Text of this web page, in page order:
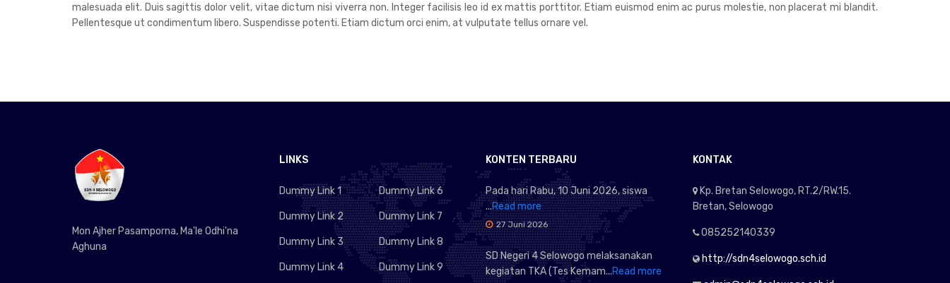
malesuada elit. Duis sagittis dolor velit, vitae dictum nisi viverra non. Integer facilisis leo id ex mattis porttitor. Etiam euismod enim ac purus molestie, non placerat mi blandit.
Pellentesque ut condimentum libero. Suspendisse potenti. Etiam dictum orci enim, at vulputate tellus ornare vel.
Mon Ajher Pasamporna, Ma'le Odhi'na
Aghuna
LINKS
Dummy Link 1
Dummy Link 2
Dummy Link 3
Dummy Link 4
Dummy Link 6
Dummy Link 7
Dummy Link 8
Dummy Link 9
KONTEN TERBARU
Pada hari Rabu, 10 Juni 2026, siswa
...Read more
27 Juni 2026
SD Negeri 4 Selowogo melaksanakan
kegiatan TKA (Tes Kemam...Read more
KONTAK
Kp. Bretan Selowogo, RT.2/RW.15.
Bretan, Selowogo
085252140339
http://sdn4selowogo.sch.id